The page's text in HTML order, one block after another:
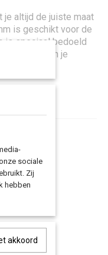
je altijd de juiste maat
is geschikt voor de
is speciaal bedoeld
klopt en je
sociale
Zij
hebben
akkoord